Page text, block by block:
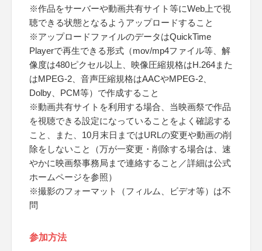
※作品をサーバーや動画共有サイト等にWeb上で視
聴できる状態となるようアップロードすること
※アップロードファイルのデータはQuickTime
Playerで再生できる形式（mov/mp4ファイル等、解
像度は480ピクセル以上、映像圧縮規格はH.264また
はMPEG-2、音声圧縮規格はAACやMPEG-2、
Dolby、PCM等）で作成すること
※動画共有サイトを利用する場合、当映画祭で作品
を視聴できる設定になっていることをよく確認する
こと、また、10月末日まではURLの変更や動画の削
除をしないこと（万が一変更・削除する場合は、速
やかに映画祭事務局まで連絡すること／詳細は公式
ホームページを参照）
※撮影のフォーマット（フィルム、ビデオ等）は不
問
参加方法